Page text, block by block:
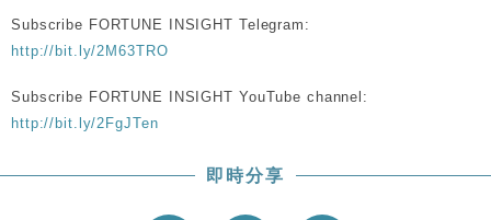
Subscribe FORTUNE INSIGHT Telegram:
http://bit.ly/2M63TRO
Subscribe FORTUNE INSIGHT YouTube channel:
http://bit.ly/2FgJTen
即時分享